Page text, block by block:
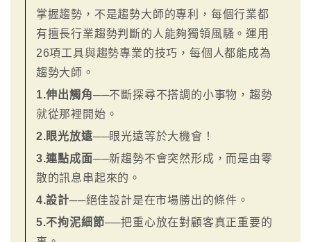
掌握趨勢，不是趨勢大師的專利，每個行業都
有擅長行業趨勢判斷的人能夠獨領風騷。運用
26項工具與趨勢專業的技巧，每個人都能成為
趨勢大師。
1.伸出觸角──不斷探尋不搭調的小事物，趨勢
就從那裡開始。
2.眼光放遠──眼光遠等於大機會！
3.連點成面──新趨勢不會突然形成，而是由零
散的訊息串起來的。
4.設計──絕佳設計是在市場勝出的條件。
5.不拘泥細節──把重心放在對顧客真正重要的